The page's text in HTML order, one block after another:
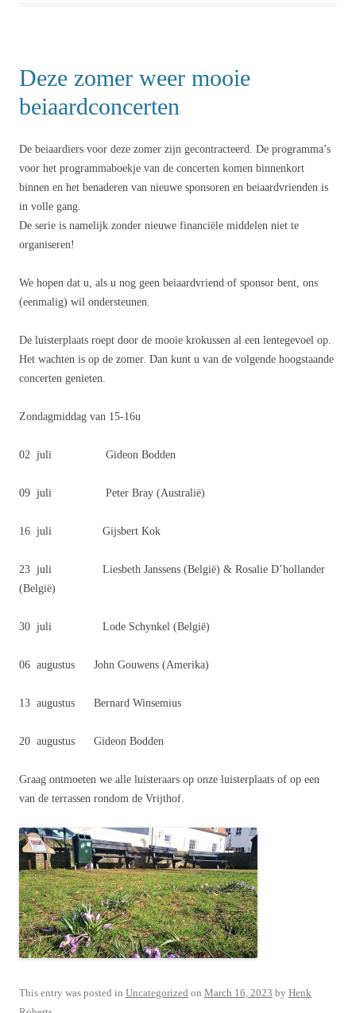
Deze zomer weer mooie
beiaardconcerten
De beiaardiers voor deze zomer zijn gecontracteerd. De programma’s
voor het programmaboekje van de concerten komen binnenkort
binnen en het benaderen van nieuwe sponsoren en beiaardvrienden is
in volle gang.
De serie is namelijk zonder nieuwe financiële middelen niet te
organiseren!
We hopen dat u, als u nog geen beiaardvriend of sponsor bent, ons
(eenmalig) wil ondersteunen.
De luisterplaats roept door de mooie krokussen al een lentegevoel op.
Het wachten is op de zomer. Dan kunt u van de volgende hoogstaande
concerten genieten.
Zondagmiddag van 15-16u
02 juli Gideon Bodden
09 juli Peter Bray (Australië)
16 juli Gijsbert Kok
23 juli Liesbeth Janssens (België) & Rosalie D’hollander
(België)
30 juli Lode Schynkel (België)
06 augustus John Gouwens (Amerika)
13 augustus Bernard Winsemius
20 augustus Gideon Bodden
Graag ontmoeten we alle luisteraars op onze luisterplaats of op een
van de terrassen rondom de Vrijthof.
This entry was posted in Uncategorized on March 16, 2023 by Henk